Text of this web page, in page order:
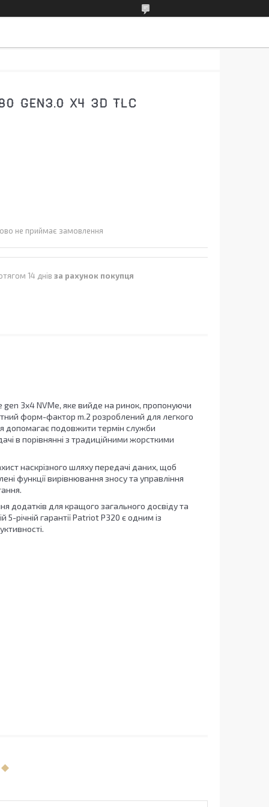
GEN3.0 X4 3D TLC
не приймає замовлення
14 днів за рахунок покупця
gen 3x4 NVMe, яке вийде на ринок, пропонуючи
форм-фактор m.2 розроблений для легкого
допомагає подовжити термін служби
в порівнянні з традиційними жорсткими
наскрізного шляху передачі даних, щоб
функції вирівнювання зносу та управління
додатків для кращого загального досвіду та
річній гарантії Patriot P320 є одним із